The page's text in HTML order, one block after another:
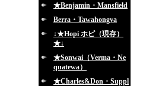
★Benjamin・Mansfield
Berra・Tawahongva
↓★Hopi ホピ（現存）
★↓
★Sonwai（Verma・Ne
quatewa）
★Charles&Don・Suppl